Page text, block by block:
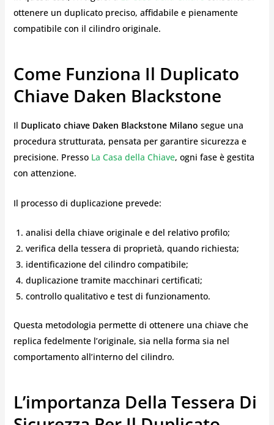
ottenere un duplicato preciso, affidabile e pienamente
compatibile con il cilindro originale.
Come Funziona Il Duplicato
Chiave Daken Blackstone
Il Duplicato chiave Daken Blackstone Milano segue una
procedura strutturata, pensata per garantire sicurezza e
precisione. Presso La Casa della Chiave, ogni fase è gestita
con attenzione.
Il processo di duplicazione prevede:
analisi della chiave originale e del relativo profilo;
verifica della tessera di proprietà, quando richiesta;
identificazione del cilindro compatibile;
duplicazione tramite macchinari certificati;
controllo qualitativo e test di funzionamento.
Questa metodologia permette di ottenere una chiave che
replica fedelmente l’originale, sia nella forma sia nel
comportamento all’interno del cilindro.
L’importanza Della Tessera Di